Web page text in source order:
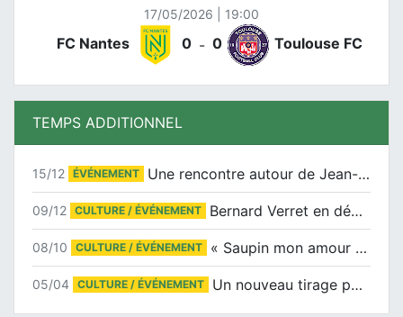
17/05/2026 | 19:00
FC Nantes 0 - 0 Toulouse FC
TEMPS ADDITIONNEL
15/12 ÉVÉNEMENT Une rencontre autour de Jean-Claude Suaudeau
09/12 CULTURE / ÉVÉNEMENT Bernard Verret en dédicaces le samedi 13 décembre à l’Espace Culturel Atlantis
08/10 CULTURE / ÉVÉNEMENT « Saupin mon amour » au salon du livre de Trentemoult
05/04 CULTURE / ÉVÉNEMENT Un nouveau tirage pour le Docu-BD